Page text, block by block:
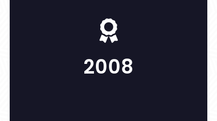
2008
-